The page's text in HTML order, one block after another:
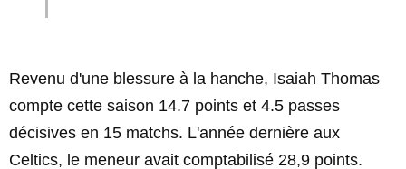
Revenu d'une blessure à la hanche, Isaiah Thomas
compte cette saison 14.7 points et 4.5 passes
décisives en 15 matchs. L'année dernière aux
Celtics, le meneur avait comptabilisé 28,9 points.